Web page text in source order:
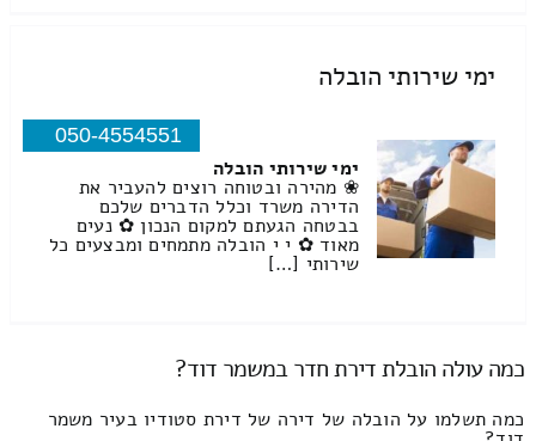
ימי שירותי הובלה
050-4554551
ימי שירותי הובלה
❀ מהירה ובטוחה רוצים להעביר את
הדירה משרד וכלל הדברים שלכם
בבטחה הגעתם למקום הנכון ✿ נעים
מאוד ✿ י י הובלה מתמחים ומבצעים כל
שירותי […]
כמה עולה הובלת דירת חדר במשמר דוד?
כמה תשלמו על הובלה של דירה של דירת סטודיו בעיר משמר